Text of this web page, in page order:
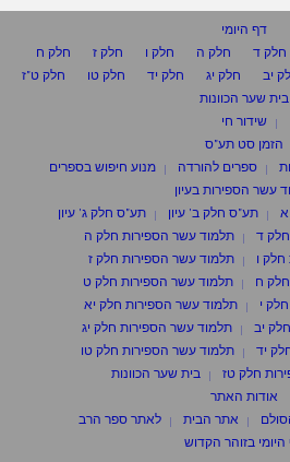
דף היומי
חלק ד חלק ה חלק ו חלק ז
חלק ח
יב חלק יג חלק יד חלק טו
חלק ט"ז
בית שער הכוונות
שידור חי
הזמן סט תע"ס
ספרים להורדה
מנוע חיפוש בספרים
עשר הספירות בעיון
א
תע"ס חלק ב' עיון
תע"ס חלק ג' עיון
ד
תלמוד עשר הספירות חלק ה
ו
תלמוד עשר הספירות חלק ז
ח
תלמוד עשר הספירות חלק ט
י
תלמוד עשר הספירות חלק יא
יב
תלמוד עשר הספירות חלק יג
יד
תלמוד עשר הספירות חלק טו
חלק טז
בית שער הכוונות
אודות האתר
אתר הבית
לאתר ספר הרב
בזוהר הקדוש